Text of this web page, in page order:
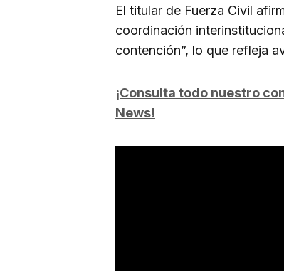
El titular de Fuerza Civil
coordinación
contención”, lo que refleja
¡Consulta todo nuestro
News!